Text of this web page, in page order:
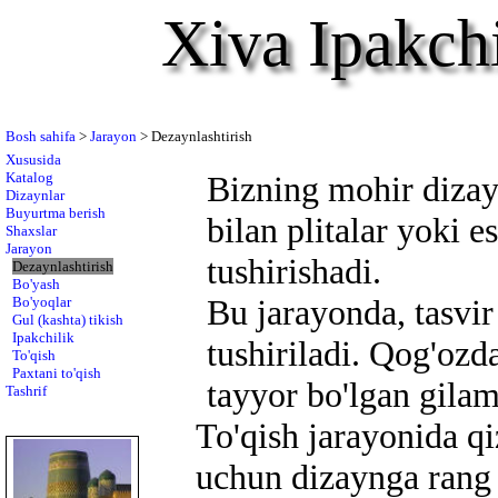
Xiva
Bosh sahifa > Jarayon > Dezaynlashtirish
Xususida
Katalog
Dizaynlar
Buyurtma berish
Shaxslar
Jarayon
Dezaynlashtirish
Bo'yash
Bo'yoqlar
Gul (kashta) tikish
Ipakchilik
To'qish
Paxtani to'qish
Tashrif
Bizning mohir
bilan plitalar yoki
tushirishadi.
Bu jarayonda,
tushiriladi.
tayyor bo'lgan
To'qish jarayonida
uchun dizaynga